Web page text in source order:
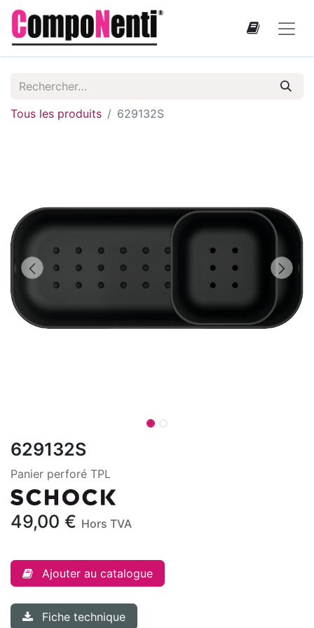
Tous les produits 629132S
629132S
Panier perforé TPL
49,00 € Hors TVA
Ajouter au catalogue
Fiche technique